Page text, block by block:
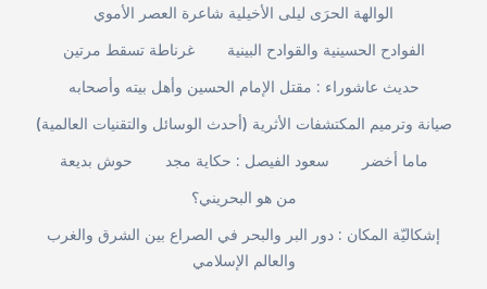
الوالهة الحرَى ليلى الأخيلية شاعرة العصر الأموي
غرناطة تسقط مرتين
الفوادح الحسينية والقوادح البينية
حديث عاشوراء : مقتل الإمام الحسين وأهل بيته وأصحابه
صيانة وترميم المكتشفات الأثرية (أحدث الوسائل والتقنيات العالمية)
حوش بديعة
سعود الفيصل : حكاية مجد
ماما أخضر
من هو البحريني؟
إشكاليّة المكان : دور البر والبحر في الصراع بين الشرق والغرب
والعالم الإسلامي